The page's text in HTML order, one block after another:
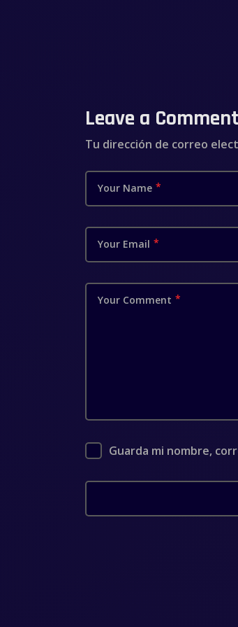
Leave a Comment
Tu dirección de correo
Your Name
Your Email
Your Comment
Guarda mi nombre,